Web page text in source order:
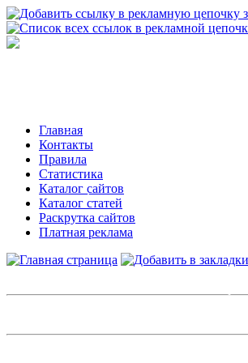
Главная
Контакты
Правила
Статистика
Каталог сайтов
Каталог статей
Раскрутка сайтов
Платная реклама